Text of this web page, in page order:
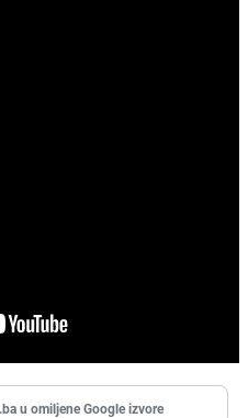
u omiljene Google izvore